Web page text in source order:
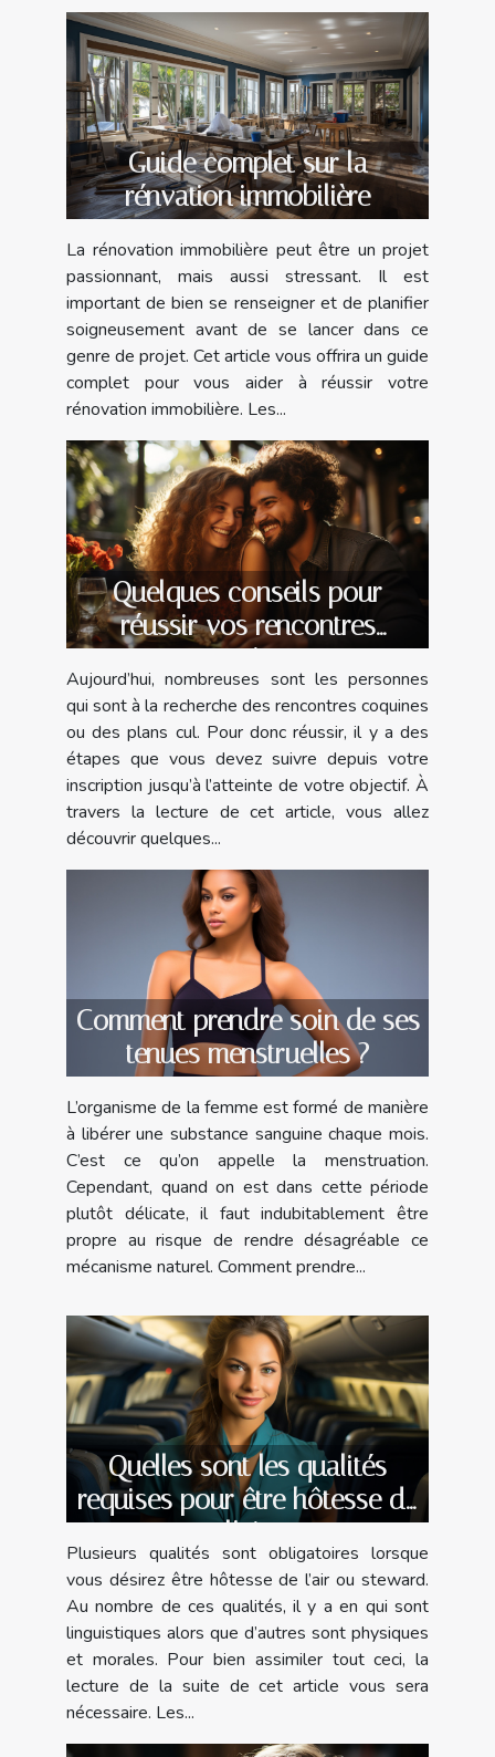
Guide complet sur la
rénvation immobilière
La rénovation immobilière peut être un projet
passionnant, mais aussi stressant. Il est
important de bien se renseigner et de planifier
soigneusement avant de se lancer dans ce
genre de projet. Cet article vous offrira un guide
complet pour vous aider à réussir votre
rénovation immobilière. Les...
Quelques conseils pour
réussir vos rencontres
coquines
Aujourd’hui, nombreuses sont les personnes
qui sont à la recherche des rencontres coquines
ou des plans cul. Pour donc réussir, il y a des
étapes que vous devez suivre depuis votre
inscription jusqu’à l’atteinte de votre objectif. À
travers la lecture de cet article, vous allez
découvrir quelques...
Comment prendre soin de ses
tenues menstruelles ?
L’organisme de la femme est formé de manière
à libérer une substance sanguine chaque mois.
C’est ce qu’on appelle la menstruation.
Cependant, quand on est dans cette période
plutôt délicate, il faut indubitablement être
propre au risque de rendre désagréable ce
mécanisme naturel. Comment prendre...
Quelles sont les qualités
requises pour être hôtesse de
l’air
Plusieurs qualités sont obligatoires lorsque
vous désirez être hôtesse de l’air ou steward.
Au nombre de ces qualités, il y a en qui sont
linguistiques alors que d’autres sont physiques
et morales. Pour bien assimiler tout ceci, la
lecture de la suite de cet article vous sera
nécessaire. Les...